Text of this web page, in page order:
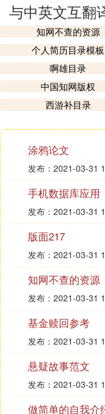
5. 现在查重工
由于turnitin论文检
中学生账号提交的
重复提交时有可能
是否永久被turnitin
收录那里设置，因
对于国内SCI期刊
5%就算重复，要
句话你连续5个单
是一整长句和别人
1%，在一个文章
可能被拒了。
国际SCI期刊重复
以内，大多SCI期
出版社不缺优质
般不算抄袭。
一般自己写的基本
里没底可以考虑采
复率进行预先论文
代查10元/1000字
nitin不入库24小时
论文查重。
与中英文互翻
知网不查的资源
个人简历目录模板
啊雄目录
中国知网版权
西游补目录
涂鸦论文
发布：2021-03-31
手机数据库应用
发布：2021-03-31
版面217
发布：2021-03-31
知网不查的资源
发布：2021-03-31
基金赎回参考
发布：2021-03-31
悬疑故事范文
发布：2021-03-31
做简单的自我介